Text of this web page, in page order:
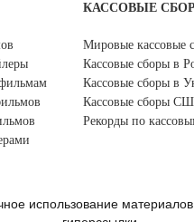
КАССОВЫЕ
Мировые кассовые
Кассовые сборы в
Кассовые сборы в
Кассовые сборы
Рекорды по
использование